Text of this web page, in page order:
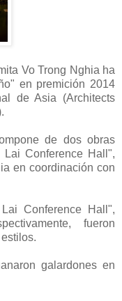
Vo Trong Nghia ha
en premición 2014
de Asia (Architects
de dos obras
Conference Hall",
en coordinación con
Conference Hall",
fueron
galardones en